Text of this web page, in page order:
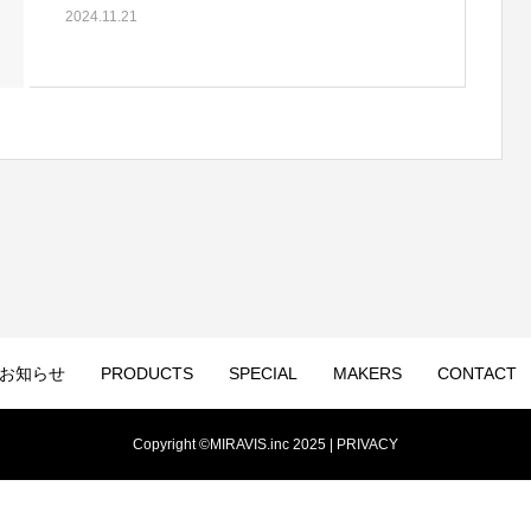
2024.11.21
知らせ PRODUCTS SPECIAL MAKERS CONTACT
Copyright ©MIRAVIS.inc 2025 | PRIVACY